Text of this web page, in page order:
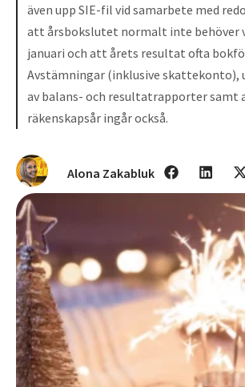
även upp SIE-fil vid samarbete med
att årsbokslutet normalt inte behöver
januari och att årets resultat ofta
Avstämningar (inklusive skattekonto),
av balans- och resultatrapporter samt
räkenskapsår ingår också.
Alona Zakabluk